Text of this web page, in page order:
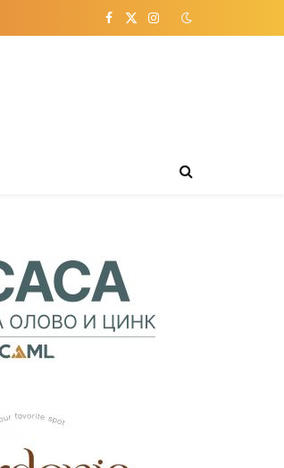
Facebook
X
Instagram